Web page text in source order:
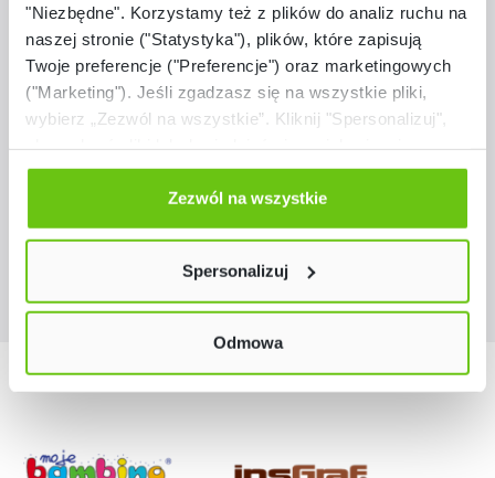
"Niezbędne". Korzystamy też z plików do analiz ruchu na
naszej stronie ("Statystyka"), plików, które zapisują
Twoje preferencje ("Preferencje") oraz marketingowych
("Marketing"). Jeśli zgadzasz się na wszystkie pliki,
wybierz „Zezwól na wszystkie”. Kliknij "Spersonalizuj",
Odmów zgody poprzez przycisk „Odmowa”. Wtedy
użyjemy tylko plików niezbędnych dla naszej strony.
Twój wybór możesz zmienić przez kliknięcie przycisku w
Polityce prywatności
Zezwól na wszystkie
Spersonalizuj
Odmowa
Dostępne warianty
Quadro - szafka S na 6 szuflad na cokole
579,90 zł
Nasze marki